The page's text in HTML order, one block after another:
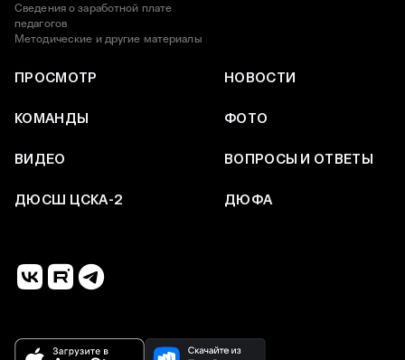
Сведения о заработной плате
педагогов
Методические и другие материалы
ПРОСМОТР НОВОСТИ
КОМАНДЫ ФОТО
ВИДЕО ВОПРОСЫ И ОТВЕТЫ
ДЮСШ ЦСКА-2 ДЮФА